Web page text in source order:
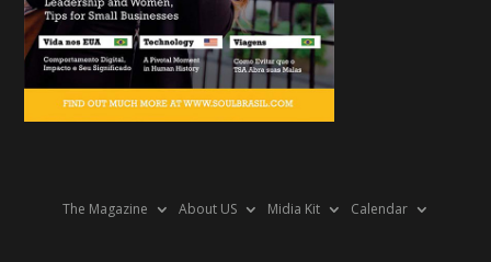
The Magazine About US Midia Kit Calendar